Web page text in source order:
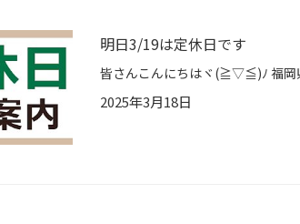
明日3/19は定休日です
2025年3月18日